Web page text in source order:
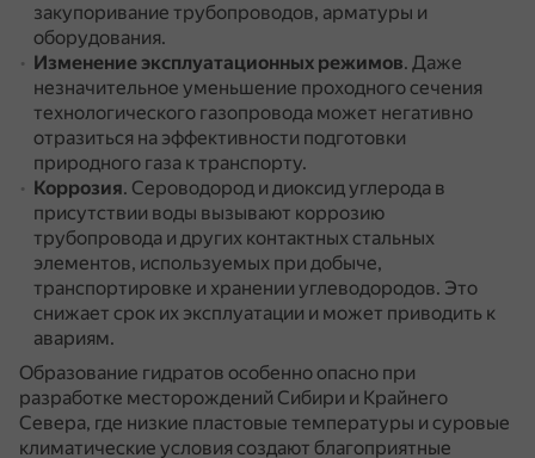
закупоривание трубопроводов, арматуры и
оборудования.
Изменение эксплуатационных режимов. Даже
незначительное уменьшение проходного сечения
технологического газопровода может негативно
отразиться на эффективности подготовки
природного газа к транспорту.
Коррозия. Сероводород и диоксид углерода в
присутствии воды вызывают коррозию
трубопровода и других контактных стальных
элементов, используемых при добыче,
транспортировке и хранении углеводородов. Это
снижает срок их эксплуатации и может приводить к
авариям.
Образование гидратов особенно опасно при
разработке месторождений Сибири и Крайнего
Севера, где низкие пластовые температуры и суровые
климатические условия создают благоприятные